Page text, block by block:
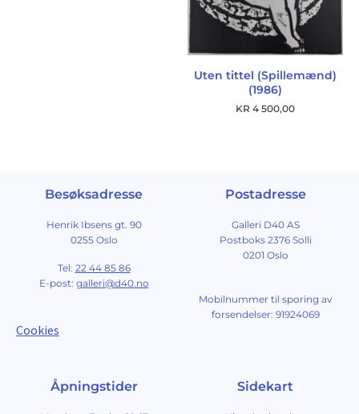
Uten tittel (Spillemænd)
(1986)
KR 4 500,00
Besøksadresse
Henrik Ibsens gt. 90
0255 Oslo
Tel: 22 44 85 86
E-post: galleri@d40.no
Cookies
Postadresse
Galleri D40 AS
Postboks 2376 Solli
0201 Oslo
Mobilnummer til sporing av
forsendelser: 91924069
Åpningstider Sidekart